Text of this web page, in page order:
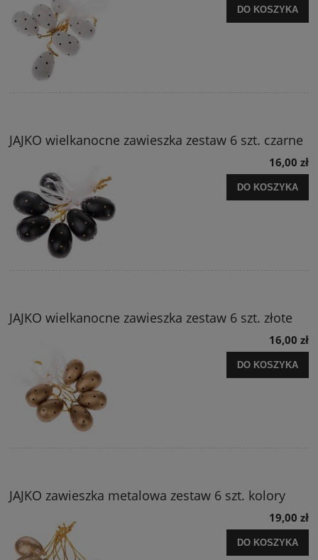
DO KOSZYKA
JAJKO wielkanocne zawieszka zestaw 6 szt. czarne
16,00 zł
DO KOSZYKA
JAJKO wielkanocne zawieszka zestaw 6 szt. złote
16,00 zł
DO KOSZYKA
JAJKO zawieszka metalowa zestaw 6 szt. kolory
19,00 zł
DO KOSZYKA